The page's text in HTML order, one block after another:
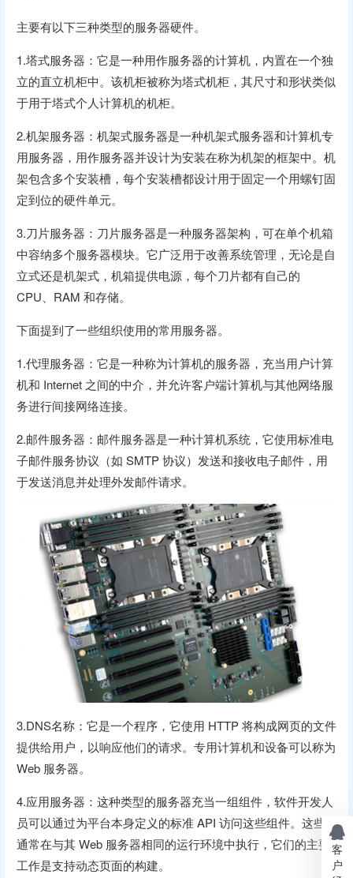
主要有以下三种类型的服务器硬件。
1.塔式服务器：它是一种用作服务器的计算机，内置在一个独
立的直立机柜中。该机柜被称为塔式机柜，其尺寸和形状类似
于用于塔式个人计算机的机柜。
2.机架服务器：机架式服务器是一种机架式服务器和计算机专
用服务器，用作服务器并设计为安装在称为机架的框架中。机
架包含多个安装槽，每个安装槽都设计用于固定一个用螺钉固
定到位的硬件单元。
3.刀片服务器：刀片服务器是一种服务器架构，可在单个机箱
中容纳多个服务器模块。它广泛用于改善系统管理，无论是自
立式还是机架式，机箱提供电源，每个刀片都有自己的
CPU、RAM 和存储。
下面提到了一些组织使用的常用服务器。
1.代理服务器：它是一种称为计算机的服务器，充当用户计算
机和 Internet 之间的中介，并允许客户端计算机与其他网络服
务进行间接网络连接。
2.邮件服务器：邮件服务器是一种计算机系统，它使用标准电
子邮件服务协议（如 SMTP 协议）发送和接收电子邮件，用
于发送消息并处理外发邮件请求。
3.DNS名称：它是一个程序，它使用 HTTP 将构成网页的文件
提供给用户，以响应他们的请求。专用计算机和设备可以称为
Web 服务器。
4.应用服务器：这种类型的服务器充当一组组件，软件开发人
员可以通过为平台本身定义的标准 API 访问这些组件。这些
通常在与其 Web 服务器相同的运行环境中执行，它们的主要
工作是支持动态页面的构建。
客
户